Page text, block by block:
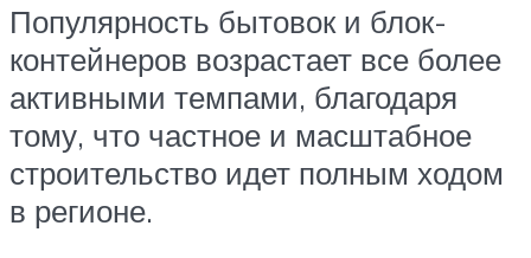
Популярность бытовок и блок-
контейнеров возрастает все более
активными темпами, благодаря
тому, что частное и масштабное
строительство идет полным ходом
в регионе.